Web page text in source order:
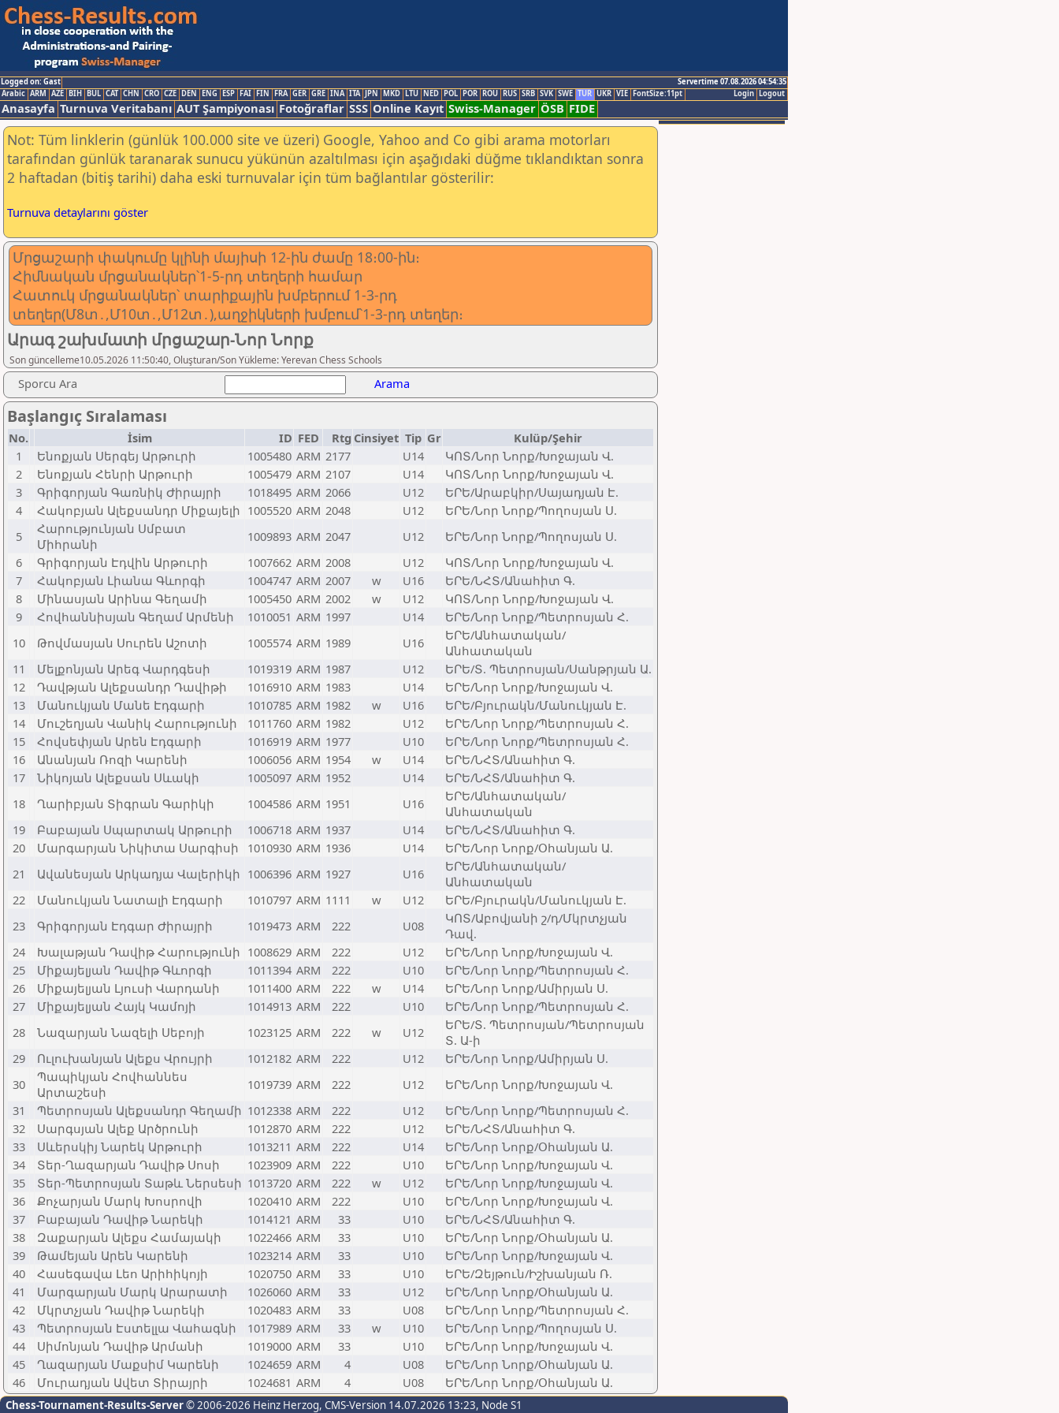
Logged on: Gast
Servertime 07.08.2026 04:54:35
Logout
Login
Arabic ARM AZE BIH BUL CAT CHN CRO CZE DEN ENG ESP FAI FIN FRA GER GRE INA ITA JPN MKD LTU NED POL POR ROU RUS SRB SVK SWE TUR UKR VIE FontSize:11pt
Anasayfa Turnuva Veritabanı AUT Şampiyonası Fotoğraflar SSS Online Kayıt Swiss-Manager ÖSB FIDE
Not: Tüm linklerin (günlük 100.000 site ve üzeri) Google, Yahoo and Co gibi arama motorları
tarafından günlük taranarak sunucu yükünün azaltılması için aşağıdaki düğme tıklandıktan sonra
2 haftadan (bitiş tarihi) daha eski turnuvalar için tüm bağlantılar gösterilir:
Turnuva detaylarını göster
Մրցաշարի փակումը կլինի մայիսի 12-ին ժամը 18։00-ին։
Հիմնական մրցանակներ՝1-5-րդ տեղերի համար
Հատուկ մրցանակներ՝ տարիքային խմբերում 1-3-րդ
տեղեր(Մ8տ․,Մ10տ․,Մ12տ․),աղջիկների խմբում՝1-3-րդ տեղեր։
Արագ շախմատի մրցաշար-Նոր Նորք
Son güncelleme10.05.2026 11:50:40, Oluşturan/Son Yükleme: Yerevan Chess Schools
Sporcu Ara Arama
Başlangıç Sıralaması
No. İsim ID FED Rtg Cinsiyet Tip Gr
Kulüp/Şehir
1
Ենոքյան Սերգեյ Արթուրի 1005480 ARM 2177 U14
ԿՈՏ/Նոր Նորք/Խոջայան Վ.
2
Ենոքյան Հենրի Արթուրի 1005479 ARM 2107 U14
ԿՈՏ/Նոր Նորք/Խոջայան Վ.
3
Գրիգորյան Գառնիկ Ժիրայրի 1018495 ARM 2066 U12
ԵՐԵ/Արաբկիր/Սայադյան Է.
4
Հակոբյան Ալեքսանդր Միքայելի 1005520 ARM 2048 U12
ԵՐԵ/Նոր Նորք/Պողոսյան Ս.
5
Հարությունյան Սմբատ
Միհրանի
1009893 ARM 2047 U12
ԵՐԵ/Նոր Նորք/Պողոսյան Ս.
6
Գրիգորյան Էդվին Արթուրի 1007662 ARM 2008 U12
ԿՈՏ/Նոր Նորք/Խոջայան Վ.
7
Հակոբյան Լիանա Գևորգի 1004747 ARM 2007 w U16
ԵՐԵ/ՆՀՏ/Անահիտ Գ.
8
Մինասյան Արինա Գեղամի 1005450 ARM 2002 w U12
ԿՈՏ/Նոր Նորք/Խոջայան Վ.
9
Հովհաննիսյան Գեղամ Արմենի 1010051 ARM 1997 U14
ԵՐԵ/Նոր Նորք/Պետրոսյան Հ.
10
Թովմասյան Սուրեն Աշոտի 1005574 ARM 1989 U16
ԵՐԵ/Անհատական/
Անհատական
11
Մելքոնյան Արեգ Վարդգեսի 1019319 ARM 1987 U12
ԵՐԵ/Տ. Պետրոսյան/Սանթրյան Ա.
12
Դավթյան Ալեքսանդր Դավիթի 1016910 ARM 1983 U14
ԵՐԵ/Նոր Նորք/Խոջայան Վ.
13
Մանուկյան Մանե Էդգարի 1010785 ARM 1982 w U16
ԵՐԵ/Բյուրակն/Մանուկյան Է.
14
Մուշեղյան Վանիկ Հարությունի 1011760 ARM 1982 U12
ԵՐԵ/Նոր Նորք/Պետրոսյան Հ.
15
Հովսեփյան Արեն Էդգարի 1016919 ARM 1977 U10
ԵՐԵ/Նոր Նորք/Պետրոսյան Հ.
16
Անանյան Ռոզի Կարենի 1006056 ARM 1954 w U14
ԵՐԵ/ՆՀՏ/Անահիտ Գ.
17
Նիկոյան Ալեքսան Սևակի 1005097 ARM 1952 U14
ԵՐԵ/ՆՀՏ/Անահիտ Գ.
18
Ղարիբյան Տիգրան Գարիկի 1004586 ARM 1951 U16
ԵՐԵ/Անհատական/
Անհատական
19
Բաբայան Սպարտակ Արթուրի 1006718 ARM 1937 U14
ԵՐԵ/ՆՀՏ/Անահիտ Գ.
20
Մարգարյան Նիկիտա Սարգիսի 1010930 ARM 1936 U14
ԵՐԵ/Նոր Նորք/Օհանյան Ա.
21
Ավանեսյան Արկադյա Վալերիկի 1006396 ARM 1927 U16
ԵՐԵ/Անհատական/
Անհատական
22
Մանուկյան Նատալի Էդգարի 1010797 ARM 1111 w U12
ԵՐԵ/Բյուրակն/Մանուկյան Է.
23
Գրիգորյան Էդգար Ժիրայրի 1019473 ARM 222 U08
ԿՈՏ/Աբովյանի շ/դ/Մկրտչյան
Դավ.
24
Խալաթյան Դավիթ Հարությունի 1008629 ARM 222 U12
ԵՐԵ/Նոր Նորք/Խոջայան Վ.
25
Միքայելյան Դավիթ Գևորգի 1011394 ARM 222 U10
ԵՐԵ/Նոր Նորք/Պետրոսյան Հ.
26
Միքայելյան Լյուսի Վարդանի 1011400 ARM 222 w U14
ԵՐԵ/Նոր Նորք/Ամիրյան Ս.
27
Միքայելյան Հայկ Կամոյի 1014913 ARM 222 U10
ԵՐԵ/Նոր Նորք/Պետրոսյան Հ.
28
Նազարյան Նազելի Սեբոյի 1023125 ARM 222 w U12
ԵՐԵ/Տ. Պետրոսյան/Պետրոսյան
Տ. Ա-ի
29
Ուլուխանյան Ալեքս Վրույրի 1012182 ARM 222 U12
ԵՐԵ/Նոր Նորք/Ամիրյան Ս.
30
Պապիկյան Հովհաննես
Արտաշեսի
1019739 ARM 222 U12
ԵՐԵ/Նոր Նորք/Խոջայան Վ.
31
Պետրոսյան Ալեքսանդր Գեղամի 1012338 ARM 222 U12
ԵՐԵ/Նոր Նորք/Պետրոսյան Հ.
32
Սարգսյան Ալեք Արծրունի 1012870 ARM 222 U12
ԵՐԵ/ՆՀՏ/Անահիտ Գ.
33
Սևերսկիյ Նարեկ Արթուրի 1013211 ARM 222 U14
ԵՐԵ/Նոր Նորք/Օհանյան Ա.
34
Տեր-Ղազարյան Դավիթ Սոսի 1023909 ARM 222 U10
ԵՐԵ/Նոր Նորք/Խոջայան Վ.
35
Տեր-Պետրոսյան Տաթև Ներսեսի 1013720 ARM 222 w U12
ԵՐԵ/Նոր Նորք/Խոջայան Վ.
36
Քոչարյան Մարկ Խոսրովի 1020410 ARM 222 U10
ԵՐԵ/Նոր Նորք/Խոջայան Վ.
37
Բաբայան Դավիթ Նարեկի 1014121 ARM 33 U10
ԵՐԵ/ՆՀՏ/Անահիտ Գ.
38
Զաքարյան Ալեքս Համայակի 1022466 ARM 33 U10
ԵՐԵ/Նոր Նորք/Օհանյան Ա.
39
Թամեյան Արեն Կարենի 1023214 ARM 33 U10
ԵՐԵ/Նոր Նորք/Խոջայան Վ.
40
Հասեգավա Լեո Արիհիկոյի 1020750 ARM 33 U10
ԵՐԵ/Զեյթուն/Իշխանյան Ռ.
41
Մարգարյան Մարկ Արարատի 1026060 ARM 33 U12
ԵՐԵ/Նոր Նորք/Օհանյան Ա.
42
Մկրտչյան Դավիթ Նարեկի 1020483 ARM 33 U08
ԵՐԵ/Նոր Նորք/Պետրոսյան Հ.
43
Պետրոսյան Էստելլա Վահագնի 1017989 ARM 33 w U10
ԵՐԵ/Նոր Նորք/Պողոսյան Ս.
44
Սիմոնյան Դավիթ Արմանի 1019000 ARM 33 U10
ԵՐԵ/Նոր Նորք/Խոջայան Վ.
45
Ղազարյան Մաքսիմ Կարենի 1024659 ARM 4 U08
ԵՐԵ/Նոր Նորք/Օհանյան Ա.
46
Մուրադյան Ավետ Տիրայրի 1024681 ARM 4 U08 ԵՐԵ/Նոր Նորք/Օհանյան Ա.
Chess-Tournament-Results-Server© 2006-2026 Heinz Herzog, CMS-Version 14.07.2026 13:23, Node S1